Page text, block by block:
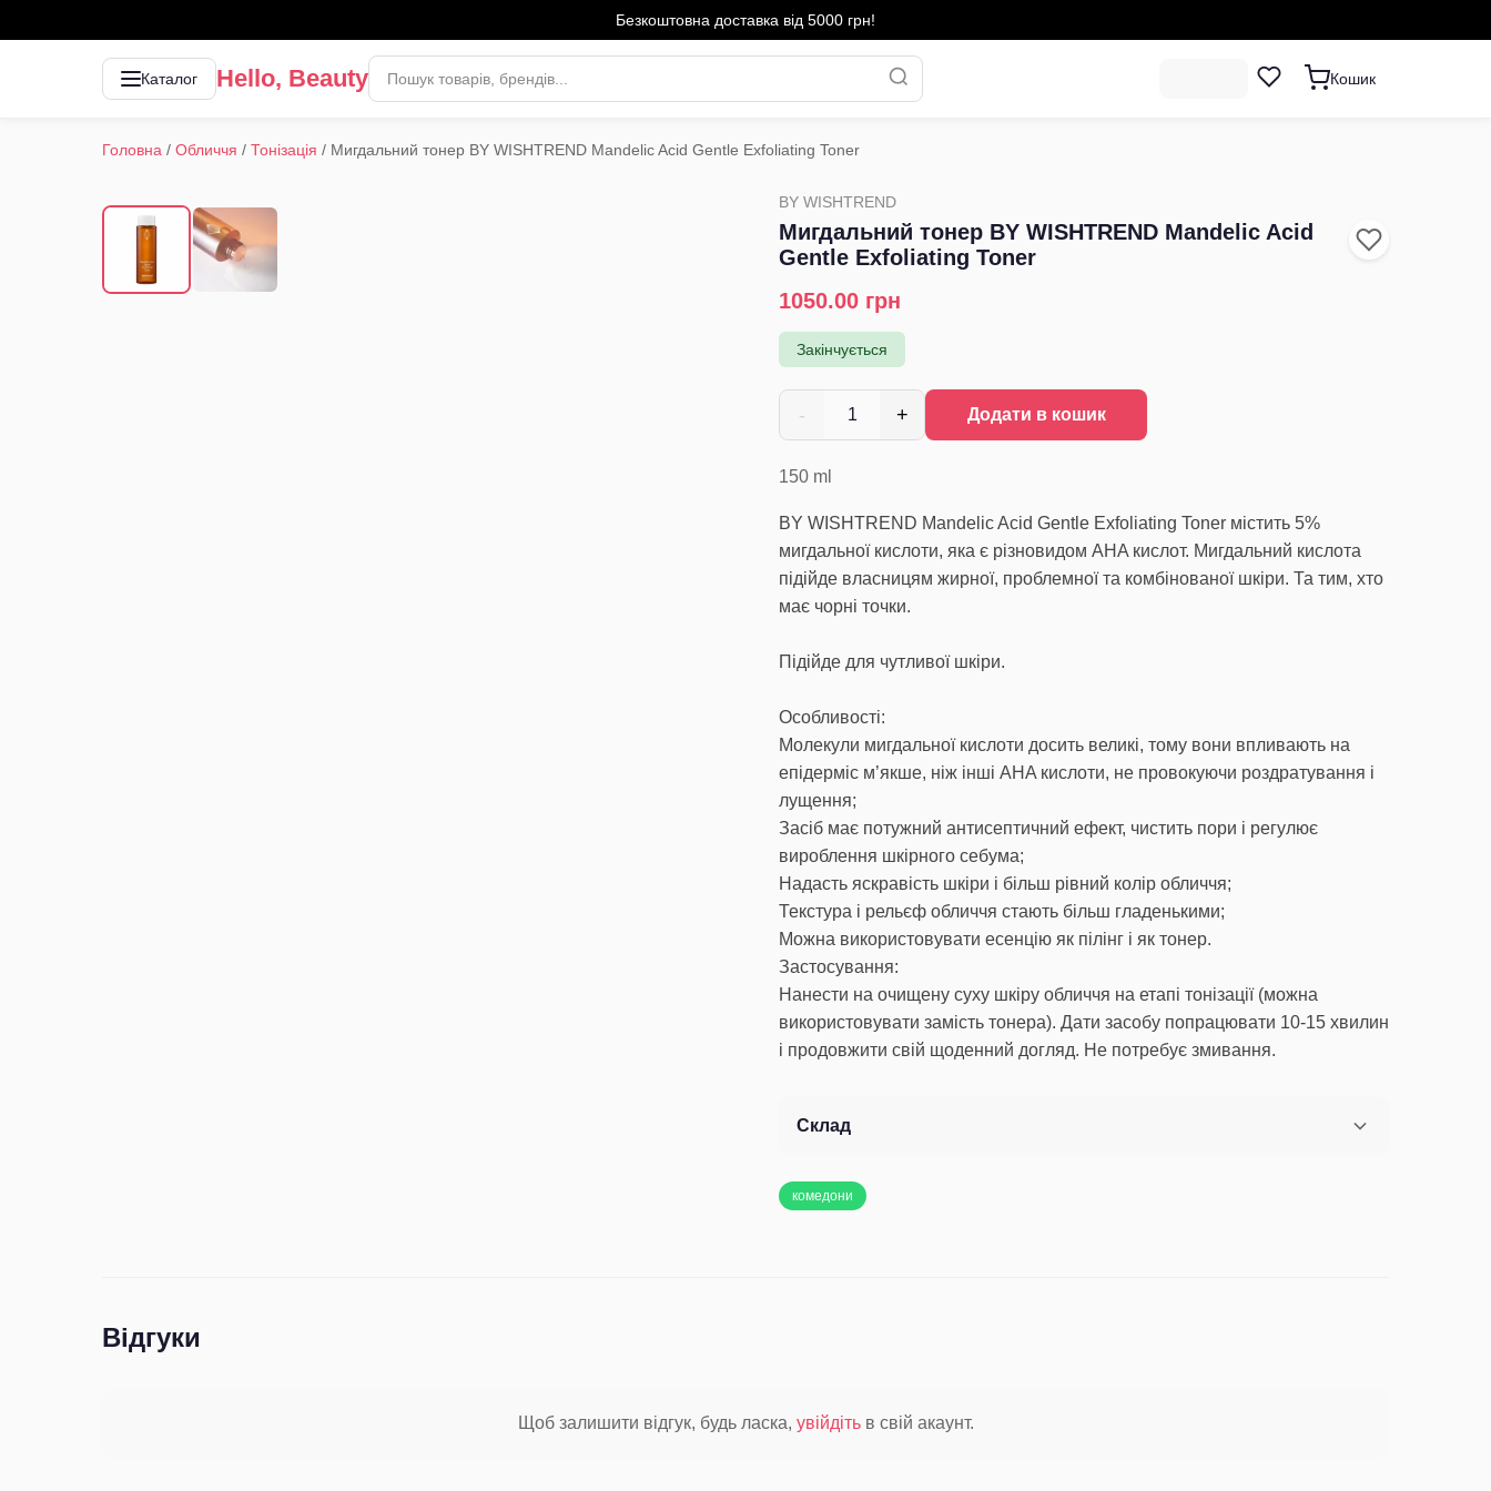
Безкоштовна доставка від 5000 грн!
Каталог Hello, Beauty Кошик
Головна / Обличчя / Тонізація / Мигдальний тонер BY WISHTREND Mandelic Acid Gentle Exfoliating Toner
BY WISHTREND
Мигдальний тонер BY WISHTREND Mandelic Acid
Gentle Exfoliating Toner
1050.00 грн
Закінчується
- 1 + Додати в кошик
150 ml
BY WISHTREND Mandelic Acid Gentle Exfoliating Toner містить 5%
мигдальної кислоти, яка є різновидом AHA кислот. Мигдальний кислота
підійде власницям жирної, проблемної та комбінованої шкіри. Та тим, хто
має чорні точки.
Підійде для чутливої шкіри.
Особливості:
Молекули мигдальної кислоти досить великі, тому вони впливають на
епідерміс м’якше, ніж інші AHA кислоти, не провокуючи роздратування і
лущення;
Засіб має потужний антисептичний ефект, чистить пори і регулює
вироблення шкірного себума;
Надасть яскравість шкіри і більш рівний колір обличчя;
Текстура і рельєф обличчя стають більш гладенькими;
Можна використовувати есенцію як пілінг і як тонер.
Застосування:
Нанести на очищену суху шкіру обличчя на етапі тонізації (можна
використовувати замість тонера). Дати засобу попрацювати 10-15 хвилин
і продовжити свій щоденний догляд. Не потребує змивання.
Склад
комедони
Відгуки
Щоб залишити відгук, будь ласка, увійдітьв свій акаунт.